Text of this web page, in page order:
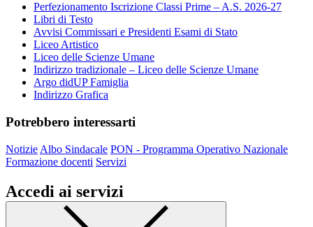
Perfezionamento Iscrizione Classi Prime – A.S. 2026-27
Libri di Testo
Avvisi Commissari e Presidenti Esami di Stato
Liceo Artistico
Liceo delle Scienze Umane
Indirizzo tradizionale – Liceo delle Scienze Umane
Argo didUP Famiglia
Indirizzo Grafica
Potrebbero interessarti
Notizie Albo Sindacale PON - Programma Operativo Nazionale
Formazione docenti Servizi
Accedi ai servizi